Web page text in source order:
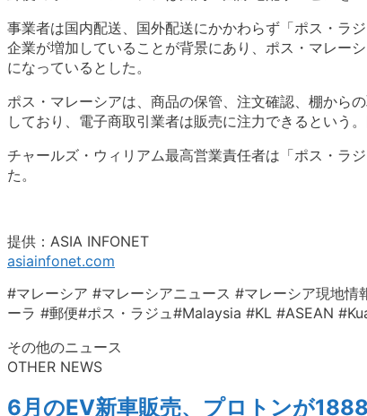
事業者は国内配送、国外配送にかかわらず「ポス・ラジ
企業が増加していることが背景にあり 、ポス・マレー
になっているとした。
ポス・マレーシアは、商品の保管、注文確認、棚からの
しており、電子商取引業者は販売に注力できるという。
チャールズ・ウィリアム最高営業責任者は「ポス・ ラ
た。
提供：ASIA INFONET
asiainfonet.com
#マレーシア #マレーシアニュース #マレーシア現地
ーラ #郵便#ポス・ ラジュ#Malaysia #KL #ASEAN
その他のニュース
OTHER NEWS
6月のEV新車販売、プロトンが